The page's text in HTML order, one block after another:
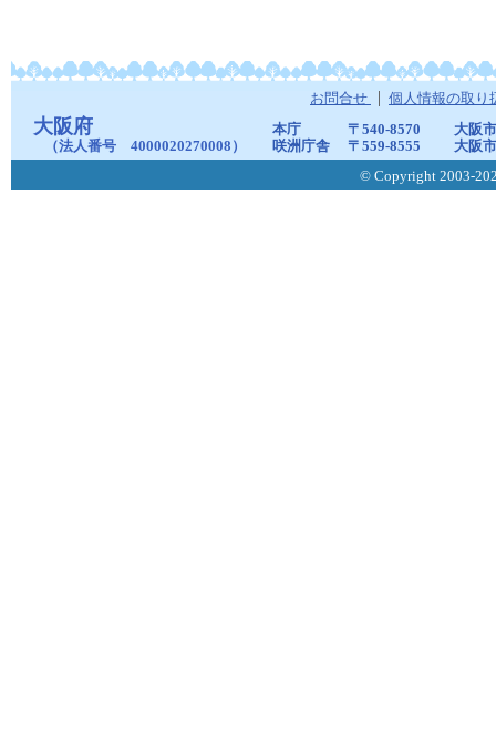
お問合せ 個人情報の取り
大阪府
（法人番号 4000020270008）
本庁 〒540-8570
大阪
咲洲庁舎
〒559-8555
大阪
© Copyright 2003-